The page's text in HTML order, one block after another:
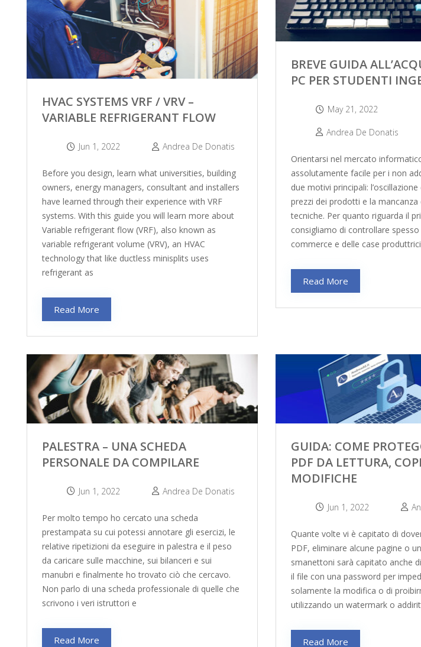
HVAC SYSTEMS VRF / VRV –
VARIABLE REFRIGERANT FLOW
Jun 1, 2022 Andrea De Donatis
Before you design, learn what universities, building
owners, energy managers, consultant and installers
have learned through their experience with VRF
systems. With this guide you will learn more about
Variable refrigerant flow (VRF), also known as
variable refrigerant volume (VRV), an HVAC
technology that like ductless minisplits uses
refrigerant as
Read More
BREVE GUIDA
PC PER STUDENTI
May 21, 2022
Andrea De Donatis
Orientarsi nel mercato
assolutamente facile per i non
due motivi principali:
prezzi dei prodotti e la mancanza
tecniche. Per quanto riguarda il
consigliamo di controllare
commerce e delle case
Read More
PALESTRA – UNA SCHEDA
PERSONALE DA COMPILARE
Jun 1, 2022 Andrea De Donatis
Per molto tempo ho cercato una scheda
prestampata su cui potessi annotare gli esercizi, le
relative ripetizioni da eseguire in palestra e il peso
da caricare sulle macchine, sui bilanceri e sui
manubri e finalmente ho trovato ciò che cercavo.
Non parlo di una scheda professionale di quelle che
scrivono i veri istruttori e
Read More
GUIDA: COME
PDF DA LETTURA,
MODIFICHE
Jun 1, 2022
Quante volte vi è capitato di
PDF, eliminare alcune pagine o
smanettoni sarà capitato anche
il file con una password per
solamente la modifica o di
utilizzando un watermark o
Read More